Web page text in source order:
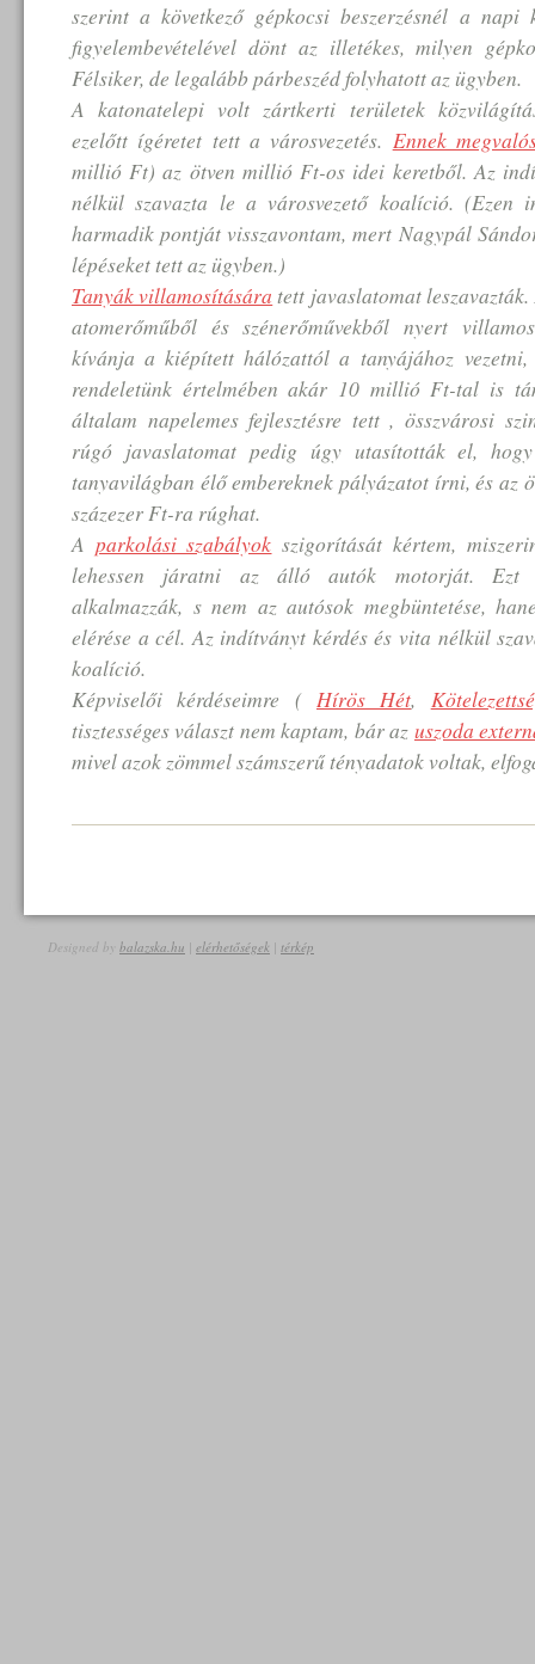
szerint a következő gépkocsi beszerzésnél a napi
figyelembevételével dönt az illetékes, milyen
Félsiker, de legalább párbeszéd folyhatott az ügyben.
A katonatelepi volt zártkerti területek
ezelőtt ígéretet tett a városvezetés. Ennek
millió Ft) az ötven millió Ft-os idei keretből. Az
nélkül szavazta le a városvezető koalíció. (Ezen
harmadik pontját visszavontam, mert Nagypál
lépéseket tett az ügyben.)
Tanyák villamosítására tett javaslatomat
atomerőműből és szénerőművekből nyert
kívánja a kiépített hálózattól a tanyájához
rendeletünk értelmében akár 10 millió Ft-tal is
általam napelemes fejlesztésre tett , összvárosi
rúgó javaslatomat pedig úgy utasították el,
tanyavilágban élő embereknek pályázatot írni, és az
százezer Ft-ra rúghat.
A parkolási szabályok szigorítását kértem,
lehessen járatni az álló autók motorját. Ezt
alkalmazzák, s nem az autósok megbüntetése,
elérése a cél. Az indítványt kérdés és vita nélkül
koalíció.
Képviselői kérdéseimre ( Hírös Hét,
tisztességes választ nem kaptam, bár az uszoda
mivel azok zömmel számszerű tényadatok voltak,
Designed by balazska.hu | elérhetőségek | térkép